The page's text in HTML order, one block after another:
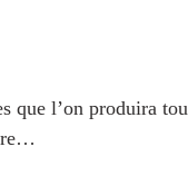
que l’on produira